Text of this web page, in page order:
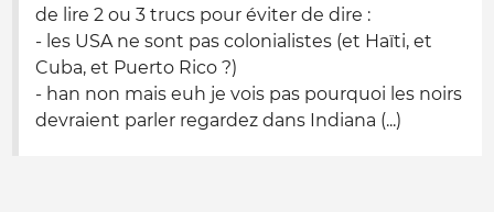
de lire 2 ou 3 trucs pour éviter de dire :
- les USA ne sont pas colonialistes (et Haïti, et
Cuba, et Puerto Rico ?)
- han non mais euh je vois pas pourquoi les noirs
devraient parler regardez dans Indiana (...)